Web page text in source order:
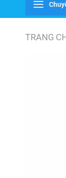
TRANG